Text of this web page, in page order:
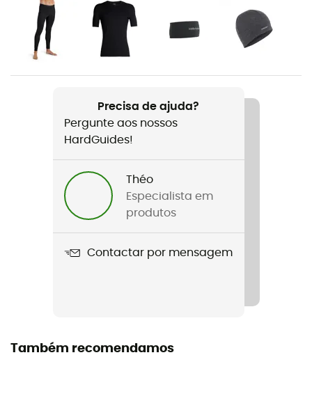
montanha / Trekking / O dia a dia
Género
Homem / Mulher
Oasis Glove Liners
Ajustada
Oeko-Tex / Organic / Responsible Wool Standard
Precisa de ajuda?
Pergunte aos nossos
HardGuides!
Théo
Especialista em
produtos
Contactar por mensagem
Também recomendamos